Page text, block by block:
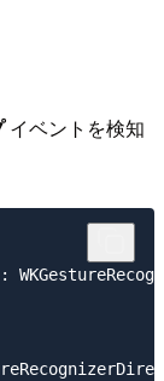
イベントを検知